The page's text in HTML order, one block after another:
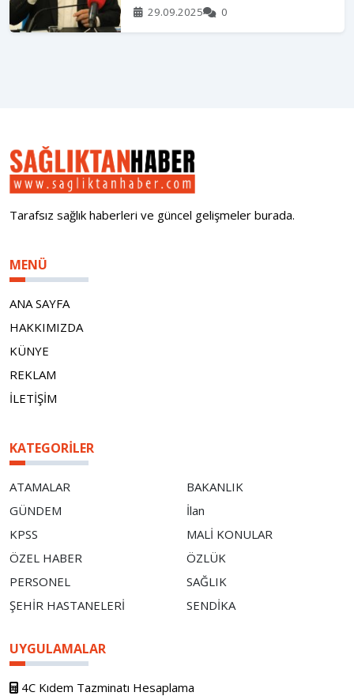
29.09.2025 0
Tarafsız sağlık haberleri ve güncel gelişmeler burada.
MENÜ
ANA SAYFA
HAKKIMIZDA
KÜNYE
REKLAM
İLETİŞİM
KATEGORILER
ATAMALAR
BAKANLIK
GÜNDEM
İlan
KPSS
MALİ KONULAR
ÖZEL HABER
ÖZLÜK
PERSONEL
SAĞLIK
ŞEHİR HASTANELERİ
SENDİKA
UYGULAMALAR
4C Kıdem Tazminatı Hesaplama